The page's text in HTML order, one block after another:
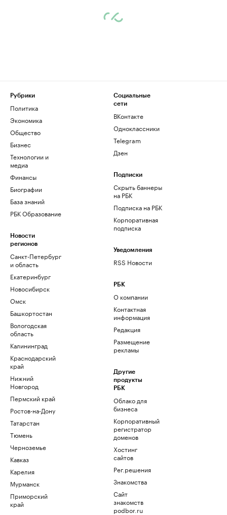
Рубрики
Политика
Экономика
Общество
Бизнес
Технологии и
медиа
Финансы
Биографии
База знаний
РБК Образование
Новости
регионов
Санкт-Петербург
и область
Екатеринбург
Новосибирск
Омск
Башкортостан
Вологодская
область
Калининград
Краснодарский
край
Нижний
Новгород
Пермский край
Ростов-на-Дону
Татарстан
Тюмень
Черноземье
Кавказ
Карелия
Мурманск
Приморский
край
Социальные
сети
ВКонтакте
Одноклассники
Telegram
Дзен
Подписки
Скрыть баннеры
на РБК
Подписка на РБК
Корпоративная
подписка
Уведомления
RSS Новости
РБК
О компании
Контактная
информация
Редакция
Размещение
рекламы
Другие
продукты
РБК
Облако для
бизнеса
Корпоративный
регистратор
доменов
Хостинг
сайтов
Рег.решения
Знакомства
Сайт
знакомств
podbor.ru